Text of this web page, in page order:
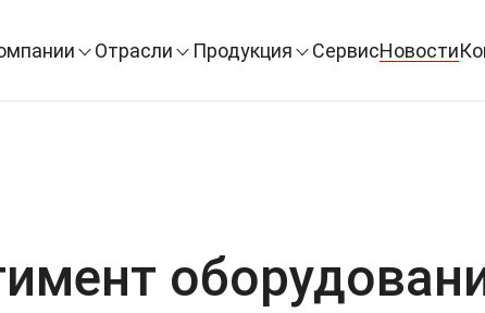
Отрасли Продукция СервисНовости